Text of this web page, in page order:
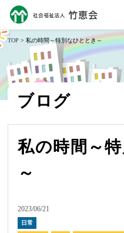
TOP > 私の時間～特別なひととき～
ブログ
私の時間～
～
2023/06/21
日常